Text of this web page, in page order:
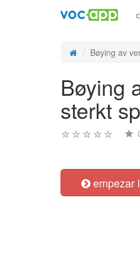
Bøying av
Bøying
sterkt
empezar